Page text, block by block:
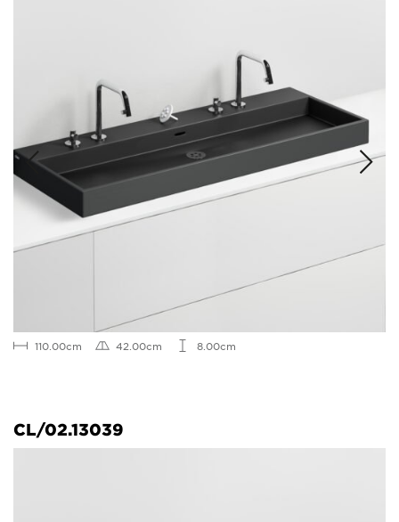
110.00cm 42.00cm 8.00cm
CL/02.13039